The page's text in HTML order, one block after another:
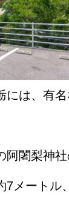
には、有
阿闍梨神
7メートル